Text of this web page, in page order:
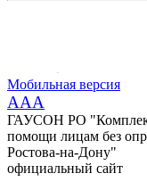
Мобильная версия
AAA
ГАУСОН РО
помощи лицам без
Ростова-на-Дону"
официальный сайт